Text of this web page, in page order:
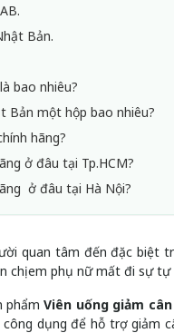
Bản.
bao nhiêu?
Bản một hộp bao nhiêu?
hãng?
ở đâu tại Tp.HCM?
ở đâu tại Hà Nội?
quan tâm đến đặc biệt
em phụ nữ mất đi sự
phẩmViên uống giảm cân
dụng để hỗ trợ giảm